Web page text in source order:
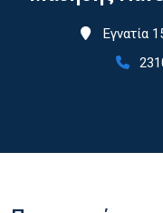
Εγνατία